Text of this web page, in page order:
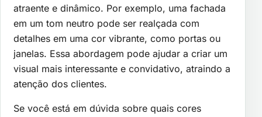
atraente e dinâmico. Por exemplo, uma fachada
em um tom neutro pode ser realçada com
detalhes em uma cor vibrante, como portas ou
janelas. Essa abordagem pode ajudar a criar um
visual mais interessante e convidativo, atraindo a
atenção dos clientes.
Se você está em dúvida sobre quais cores